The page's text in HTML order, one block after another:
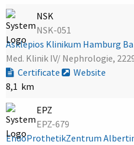
NSK
NSK-051
Asklepios Klinikum Hamburg
Med. Klinik IV/ Nephrologie,
Certificate
Website
8,1 km
EPZ
EPZ-679
EndoProthetikZentrum